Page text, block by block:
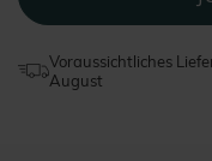
Voraussichtliches
August